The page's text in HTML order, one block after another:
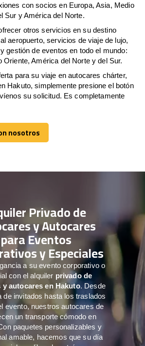
con socios en Europa, Asia, Medio
Sur y América del Norte.
otros servicios en su destino
aeropuerto, servicios de viaje de lujo,
gestión de eventos en todo el mundo:
Oriente, América del Norte y del Sur.
para su viaje en autocares chárter,
Hakuto, simplemente presione el botón
su solicitud. Es completamente
nosotros
nosotros
Privado de
y Autocares
para Eventos
y Especiales
a su evento corporativo o
con el alquiler privado de
y autocares en Hakuto. Desde
de invitados hasta los traslados
evento, nuestros autocares de
un transporte cómodo en
paquetes personalizables y
amable, hacemos que su día